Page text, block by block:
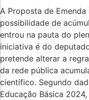
A Proposta de
possibilidade de
entrou na pauta do
iniciativa é do
pretende alterar a
da rede pública
científico. Segundo
Educação Básica